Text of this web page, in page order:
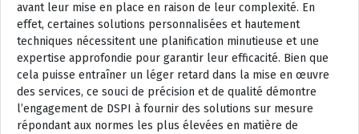
avant leur mise en place en raison de leur complexité. En
effet, certaines solutions personnalisées et hautement
techniques nécessitent une planification minutieuse et une
expertise approfondie pour garantir leur efficacité. Bien que
cela puisse entraîner un léger retard dans la mise en œuvre
des services, ce souci de précision et de qualité démontre
l’engagement de DSPI à fournir des solutions sur mesure
répondant aux normes les plus élevées en matière de